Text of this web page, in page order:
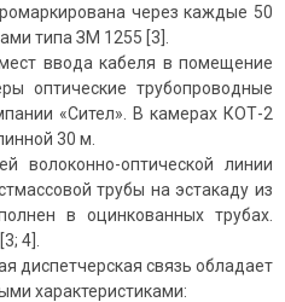
через каждые 50
типа ЗМ 1255 [3].
ввода кабеля в помещение
оптические трубопроводные
«Сител». В камерах КОТ-2
30 м.
волоконно-оптической линии
трубы на эстакаду из
в оцинкованных трубах.
4].
диспетчерская связь обладает
характеристиками: